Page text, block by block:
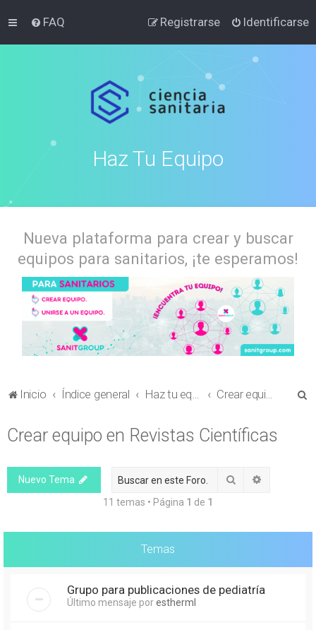
FAQ Identificarse
Registrarse
Haz Tu Equipo
Nueva plataforma para crear y buscar
equipos para sanitarios, ¡te esperamos!
Inicio Índice general Haz tu equipo Crear equipo en Revistas Científicas
Crear equipo en Revistas Científicas
Nuevo Tema Buscar
11 temas • Página 1 de 1
Temas
Grupo para publicaciones de pediatría
Último mensaje porestherml